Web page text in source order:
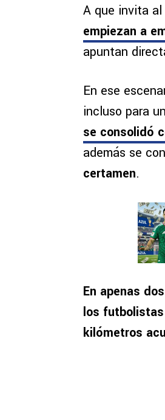
A que invita
empiezan a
apuntan
En ese
incluso para
se consolidó
además se
certamen.
En apenas
los
kilómetros